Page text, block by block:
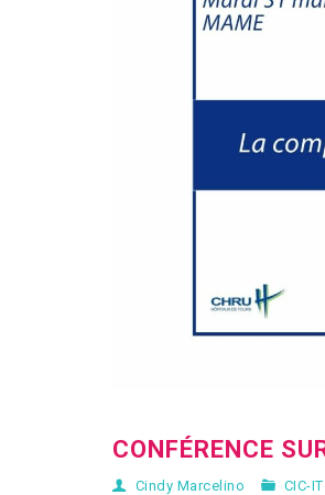
CONFÉRENCE
Cindy Marcelino CIC-IT